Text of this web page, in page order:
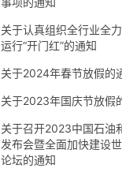
关于认真组织全行业全
运行“开门红”的通知
关于2024年春节放假的
关于2023年国庆节放假
关于召开2023中国石油
发布会暨全面加快建设
论坛的通知